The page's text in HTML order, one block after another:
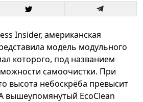
Insider, американская
модель модульного
которого, под названием
самоочистки. При
высота небоскрёба превысит
вышеупомянутый EcoClean